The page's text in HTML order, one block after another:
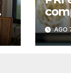
AGO